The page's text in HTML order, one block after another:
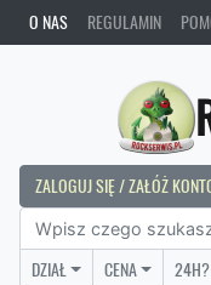
O NAS REGULAMIN
ZALOGUJ SIĘ / ZAŁÓŻ
DZIAŁ CENA 24H?